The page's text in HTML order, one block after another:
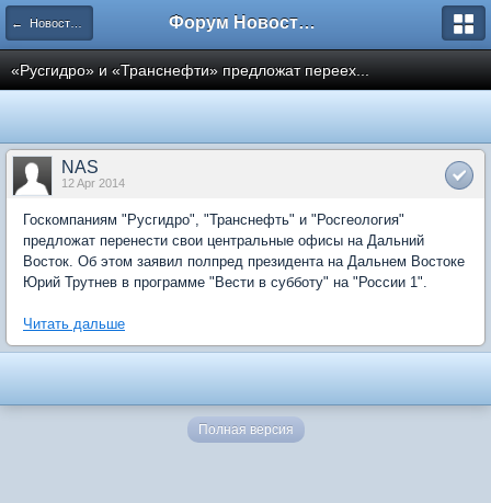
← Новости рынка недвижимости Форум Новостройки
«Русгидро» и «Транснефти» предложат переех...
NAS
12 Apr 2014
Госкомпаниям "Русгидро", "Транснефть" и "Росгеология"
предложат перенести свои центральные офисы на Дальний
Восток. Об этом заявил полпред президента на Дальнем Востоке
Юрий Трутнев в программе "Вести в субботу" на "России 1".
Читать дальше
Полная версия